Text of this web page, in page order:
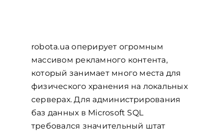
robota.ua оперирует огромным
массивом рекламного контента,
который занимает много места для
физического хранения на локальных
серверах. Для администрирования
баз данных в Microsoft SQL
требовался значительный штат